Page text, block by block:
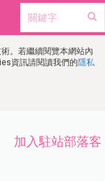
。若繼續閱覽本網站內
資訊請閱讀我們的隱私
加入駐站部落客